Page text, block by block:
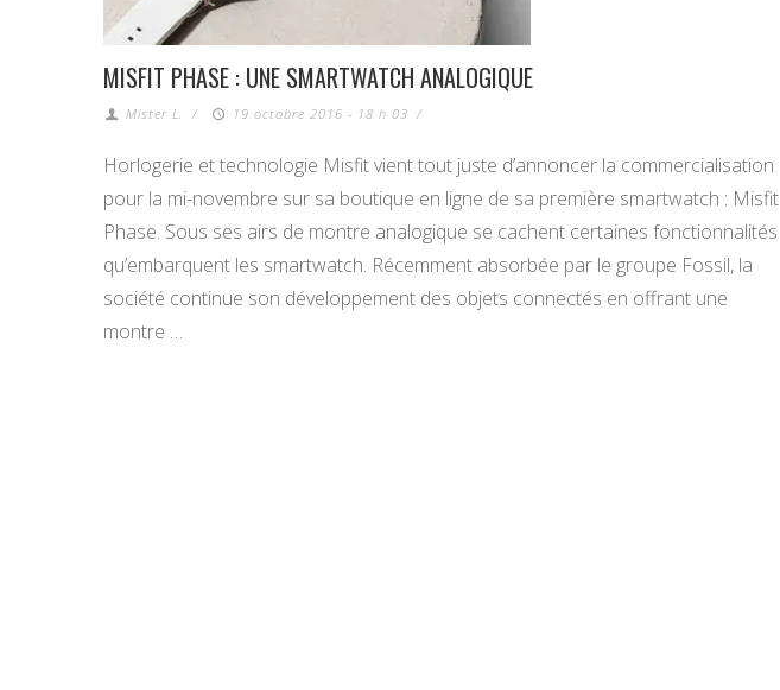
MISFIT PHASE : UNE SMARTWATCH ANALOGIQUE
Mister L. / 19 octobre 2016 - 18 h 03 /
Horlogerie et technologie Misfit vient tout juste d’annoncer la commercialisation
pour la mi-novembre sur sa boutique en ligne de sa première smartwatch : Misfit
Phase. Sous ses airs de montre analogique se cachent certaines fonctionnalités
qu’embarquent les smartwatch. Récemment absorbée par le groupe Fossil, la
société continue son développement des objets connectés en offrant une
montre …